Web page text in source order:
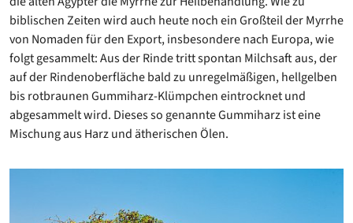
biblischen Zeiten wird auch heute noch ein Großteil der Myrrhe
von Nomaden für den Export, insbesondere nach Europa, wie
folgt gesammelt: Aus der Rinde tritt spontan Milchsaft aus, der
auf der Rindenoberfläche bald zu unregelmäßigen, hellgelben
bis rotbraunen Gummiharz-Klümpchen eintrocknet und
abgesammelt wird. Dieses so genannte Gummiharz ist eine
Mischung aus Harz und ätherischen Ölen.